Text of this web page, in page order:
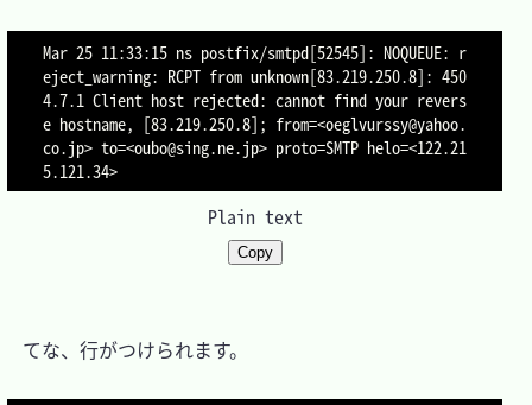
Mar 25 11:33:15 ns postfix/smtpd[52545]: NOQUEUE: r
eject_warning: RCPT from unknown[83.219.250.8]: 450
4.7.1 Client host rejected: cannot find your revers
e hostname, [83.219.250.8]; from=<oeglvurssy@yahoo.
co.jp> to=<oubo@sing.ne.jp> proto=SMTP helo=<122.21
Plain text
Copy
てな、行がつけられます。